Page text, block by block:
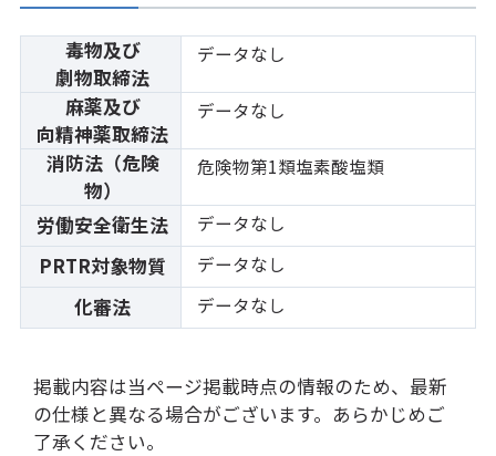
毒物及び
劇物取締法
データなし
麻薬及び
向精神薬取締法
データなし
消防法（危険
物）
危険物第1類塩素酸塩類
労働安全衛生法 データなし
PRTR対象物質 データなし
化審法 データなし
掲載内容は当ページ掲載時点の情報のため、最新
の仕様と異なる場合がございます。あらかじめご
了承ください。